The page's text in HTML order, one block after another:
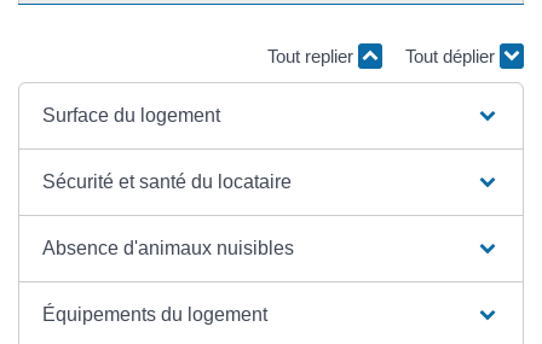
Tout replier Tout déplier
Surface du logement
Sécurité et santé du locataire
Absence d'animaux nuisibles
Équipements du logement